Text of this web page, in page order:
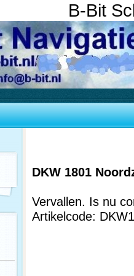
B-Bit
DKW 1801
Vervallen. Is nu
Artikelcode: